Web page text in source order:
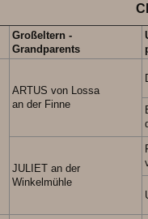
Großeltern -
Grandparents
ARTUS von Lossa
an der Finne
JULIET an der
Winkelmühle